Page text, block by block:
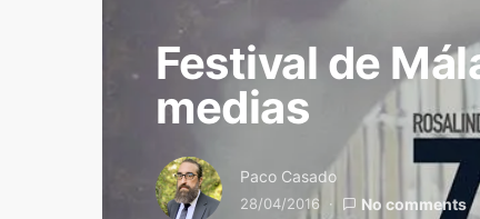
Festival de
medias
Paco Casado
28/04/2016 No comments